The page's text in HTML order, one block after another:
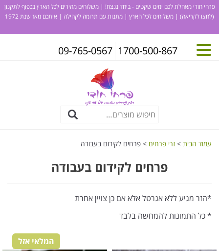
פרחי חודי מאחלת לכם ימים שקטים - ביחד ננצח! | משלוחים מהירים לכל הארץ בכפוף לתקנון
(לחצו לקריאה) | משלוחים לכל הארץ | מתנות עם תרומה לקהילה | איתכם מאז שנת 1972
1700-500-867
09-765-0567
עמוד הבית > זרי פרחים > פרחים לקידום בעבודה
פרחים לקידום בעבודה
*הזר מגיע ללא אגרטל אלא אם כן צויין אחרת
* כל התמונות להמחשה בלבד
המלאי אזל